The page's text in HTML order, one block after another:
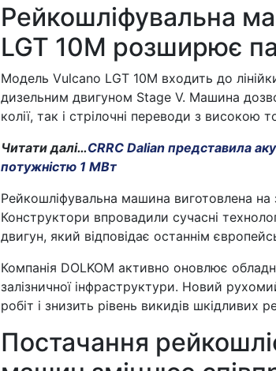
Рейкошліфувальна
LGT 10M розширює
Модель Vulcano LGT 10M входить до
дизельним двигуном Stage V. Машина
колії, так і стрілочні переводи з високою
Читати далі…CRRC Dalian представила
потужністю 1 МВт
Рейкошліфувальна машина виготовлена на
Конструктори впровадили сучасні
двигун, який відповідає останнім
Компанія DOLKOM активно оновлює
залізничної інфраструктури. Новий
робіт і знизить рівень викидів шкідливих
Постачання